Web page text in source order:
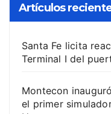
Artículos
Santa Fe licita
Terminal I del
Montecon
el primer